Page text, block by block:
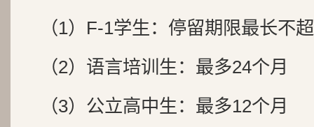
（1）F-1学生：停留期限最长不
（2）语言培训生：最多24个月
（3）公立高中生：最多12个月